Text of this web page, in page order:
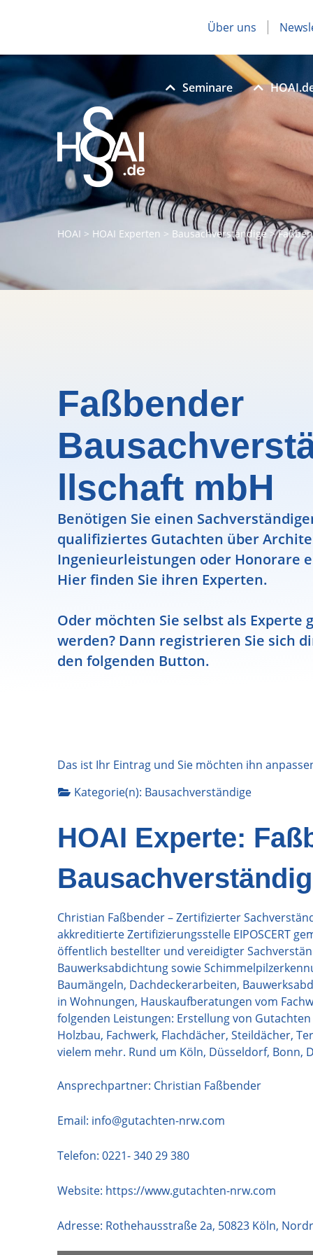
Über uns
Seminare
HOAI > HOAI Experten > Bausachverständige>
Faßbender
llschaft mbH
Benötigen Sie einen
qualifiziertes Gutachten über
Ingenieurleistungen oder Honorare
Hier finden Sie ihren Experten.
Oder möchten Sie selbst als Experte
werden? Dann registrieren Sie sich
den folgenden Button.
Das ist Ihr Eintrag und Sie möchten ihn
Kategorie(n): Bausachverständige
HOAI Experte:
Christian Faßbender – Zertifizierter
akkreditierte Zertifizierungsstelle EIPOSCERT
öffentlich bestellter und vereidigter
Bauwerksabdichtung sowie
Baumängeln, Dachdeckerarbeiten,
in Wohnungen, Hauskaufberatungen vom
folgenden Leistungen: Erstellung von
Holzbau, Fachwerk, Flachdächer, Steildächer,
vielem mehr. Rund um Köln, Düsseldorf, Bonn,
Ansprechpartner: Christian Faßbender
Email: info@gutachten-nrw.com
Telefon: 0221- 340 29 380
Website: https://www.gutachten-nrw.com
Adresse: Rothehausstraße 2a, 50823 Köln,